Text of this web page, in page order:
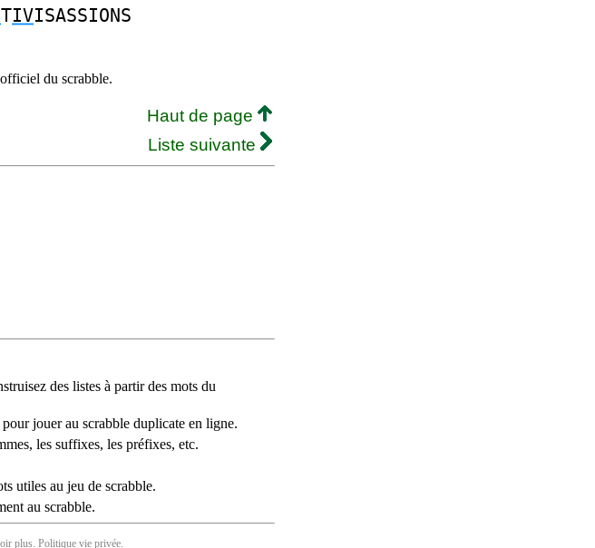
TIVISASSIONS
du scrabble.
Haut de page
Liste suivante
des listes à partir des mots du
pour jouer au scrabble duplicate en ligne.
les suffixes, les préfixes, etc.
utiles au jeu de scrabble.
au scrabble.
plus. Politique vie privée.